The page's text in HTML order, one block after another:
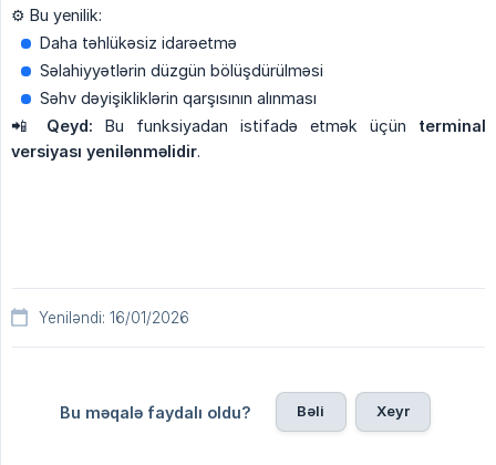
⚙️ Bu yenilik:
Daha təhlükəsiz idarəetmə
Səlahiyyətlərin düzgün bölüşdürülməsi
Səhv dəyişikliklərin qarşısının alınması
📲 Qeyd: Bu funksiyadan istifadə etmək üçün terminal
versiyası yenilənməlidir.
Yeniləndi: 16/01/2026
Bu məqalə faydalı oldu? Bəli Xeyr